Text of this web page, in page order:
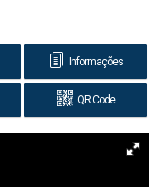
Informações
QR Code